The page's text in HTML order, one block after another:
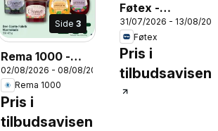
Side 3
Rema 1000 -
Tilbudsavis uge
32
02/08/2026 - 08/08/2026
Rema 1000
Pris i
tilbudsavisen
Føtex -
Tilbudsavis uge
32 - 33
31/07/2026 - 13/08/2026
Føtex
Pris i
tilbudsavisen